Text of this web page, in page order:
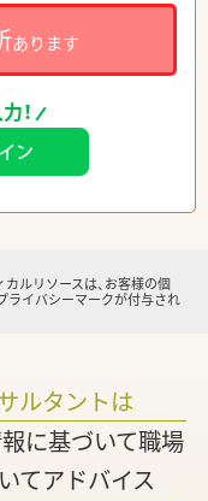
あります
！
カルリソースは、お客様の個
ライバシーマークが付与され
ルタントは
に基づいて職場
てアドバイス